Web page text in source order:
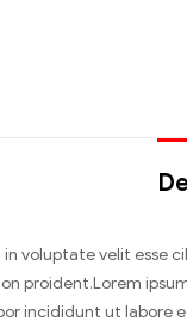
voluptate velit esse
proident.Lorem
incididunt ut labore